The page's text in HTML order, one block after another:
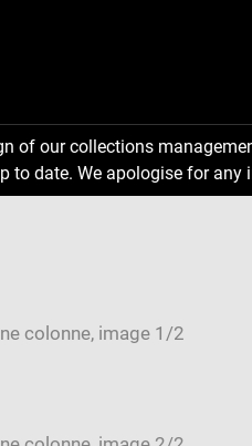
of our collections
to date. We apologise for